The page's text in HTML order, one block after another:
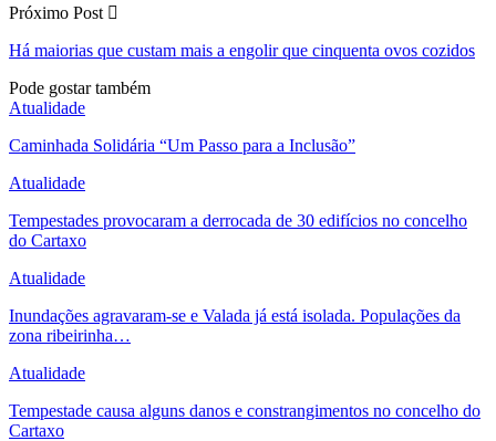
Próximo Post
Há maiorias que custam mais a engolir que cinquenta ovos cozidos
Pode gostar também
Atualidade
Caminhada Solidária “Um Passo para a Inclusão”
Atualidade
Tempestades provocaram a derrocada de 30 edifícios no concelho
do Cartaxo
Atualidade
Inundações agravaram-se e Valada já está isolada. Populações da
zona ribeirinha…
Atualidade
Tempestade causa alguns danos e constrangimentos no concelho do
Cartaxo